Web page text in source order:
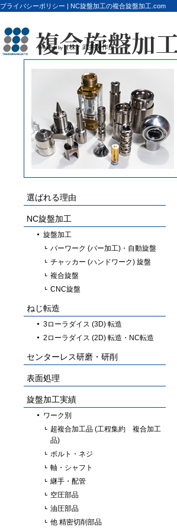
プライバシーポリシー | NC旋盤加工の複合旋盤加工.com
Produced by （株）武井製作所
選ばれる理由
NC旋盤加工
旋盤加工
バーワーク (バー加工)・自動旋盤
チャッカー (ハンドワーク) 旋盤
複合旋盤
CNC旋盤
ねじ転造
3ローラダイス (3D) 転造
2ローラダイス (2D) 転造・NC転造
センターレス研磨・研削
表面処理
旋盤加工実績
ワーク別
超複合加工品 (工程集約 複合加工
品)
ボルト・ネジ
軸・シャフト
継手・配管
空圧部品
油圧部品
他 精密切削部品